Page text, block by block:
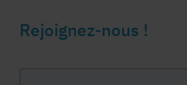
Rejoignez-nous !